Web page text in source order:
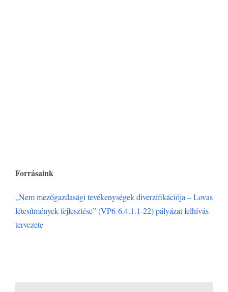
Forrásaink
„Nem mezőgazdasági tevékenységek diverzifikációja – Lovas
létesítmények fejlesztése” (VP6-6.4.1.1-22) pályázat felhívás
tervezete